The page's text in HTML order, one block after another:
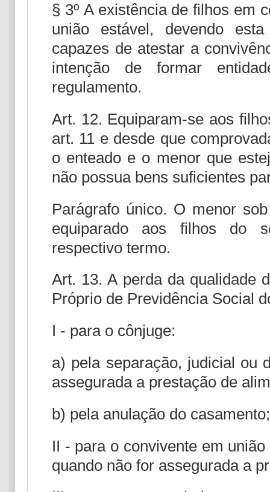
§ 3º A existência de filhos em
união estável, devendo
capazes de atestar a
intenção de formar
regulamento.
Art. 12. Equiparam-se aos
art. 11 e desde que
o enteado e o menor que
não possua bens suficientes
Parágrafo único. O menor
equiparado aos filhos do
respectivo termo.
Art. 13. A perda da qualidade
Próprio de Previdência Social
I - para o cônjuge:
a) pela separação, judicial ou
assegurada a prestação de
b) pela anulação do casamento;
II - para o convivente em
quando não for assegurada a